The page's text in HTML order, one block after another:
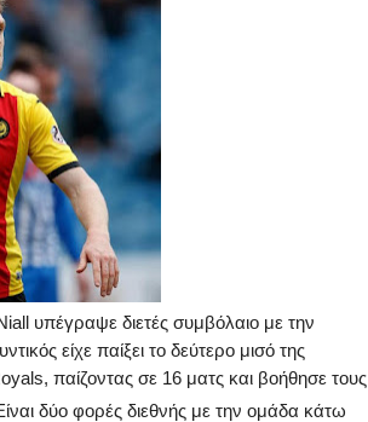
υπέγραψε διετές συμβόλαιο με την
είχε παίξει το δεύτερο μισό της
, παίζοντας σε 16 ματς και βοήθησε τους
δύο φορές διεθνής με την ομάδα κάτω